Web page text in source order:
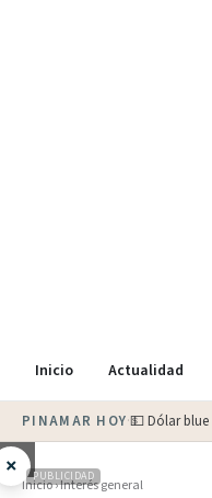
Inicio Actualidad
PINAMAR HOY·💵 Dólar blue
× PUBLICIDAD
Inicio›Interés general